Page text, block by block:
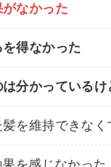
なかった
得なかった
分かっている
を維持できなく
を感じなかった